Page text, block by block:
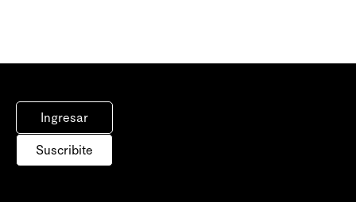
Ingresar
Suscribite